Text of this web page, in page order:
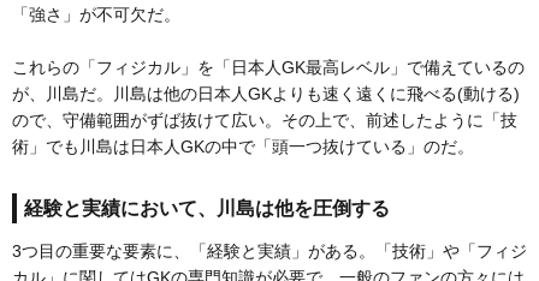
「強さ」が不可欠だ。
これらの「フィジカル」を「日本人GK最高レベル」で備えているの
が、川島だ。川島は他の日本人GKよりも速く遠くに飛べる(動ける)
ので、守備範囲がずば抜けて広い。その上で、前述したように「技
術」でも川島は日本人GKの中で「頭一つ抜けている」のだ。
経験と実績において、川島は他を圧倒する
3つ目の重要な要素に、「経験と実績」がある。「技術」や「フィジ
カル」に関してはGKの専門知識が必要で、一般のファンの方々には